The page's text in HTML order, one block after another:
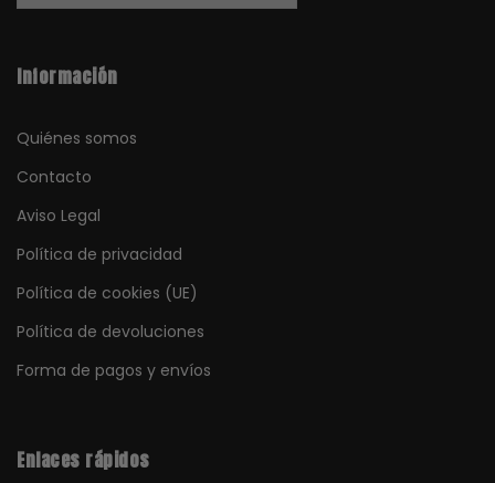
Información
Quiénes somos
Contacto
Aviso Legal
Política de privacidad
Política de cookies (UE)
Política de devoluciones
Forma de pagos y envíos
Enlaces rápidos